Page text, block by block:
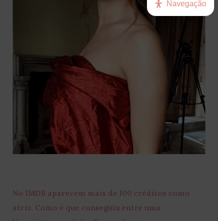
No IMDB aparecem mais de 100 créditos como
atriz. Como é que conseguiu entre uma
Navegação